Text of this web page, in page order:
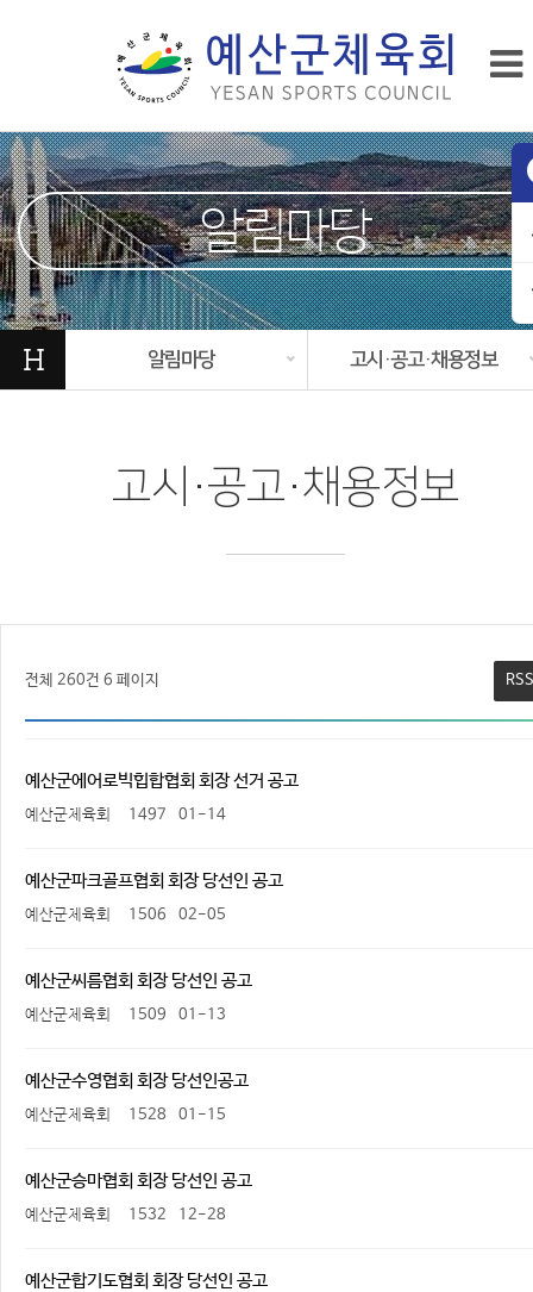
알림마당
H 알림마당 고시·공고·채용정보
고시·공고·채용정보
전체 260건 6 페이지 RSS
예산군에어로빅힙합협회 회장 선거 공고
예산군체육회 1497 01-14
예산군파크골프협회 회장 당선인 공고
예산군체육회 1506 02-05
예산군씨름협회 회장 당선인 공고
예산군체육회 1509 01-13
예산군수영협회 회장 당선인공고
예산군체육회 1528 01-15
예산군승마협회 회장 당선인 공고
예산군체육회 1532 12-28
예산군합기도협회 회장 당선인 공고